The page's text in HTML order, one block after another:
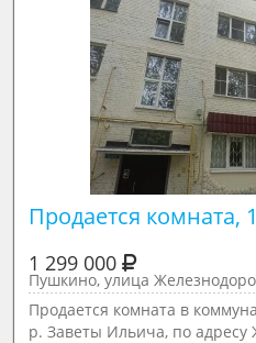
Продается комната,
1 299 000
Пушкино, улица
Продается комната в
р. Заветы Ильича, по адресу